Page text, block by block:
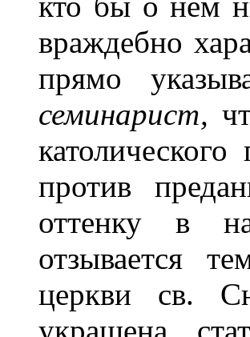
враждебно
прямо
семинарист,
против
оттенку в
отзывается
церкви св.